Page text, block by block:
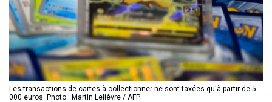
Les transactions de cartes à collectionner ne sont taxées qu'à partir de 5
000 euros. Photo : Martin Lelièvre / AFP